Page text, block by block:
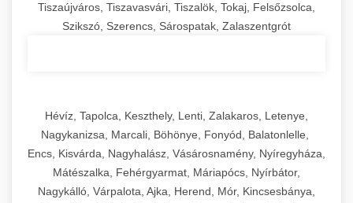
Tiszaújváros, Tiszavasvári, Tiszalök, Tokaj, Felsőzsolca,
Szikszó, Szerencs, Sárospatak, Zalaszentgrót
Hévíz, Tapolca, Keszthely, Lenti, Zalakaros, Letenye,
Nagykanizsa, Marcali, Böhönye, Fonyód, Balatonlelle,
Encs, Kisvárda, Nagyhalász, Vásárosnamény, Nyíregyháza,
Mátészalka, Fehérgyarmat, Máriapócs, Nyírbátor,
Nagykálló, Várpalota, Ajka, Herend, Mór, Kincsesbánya,